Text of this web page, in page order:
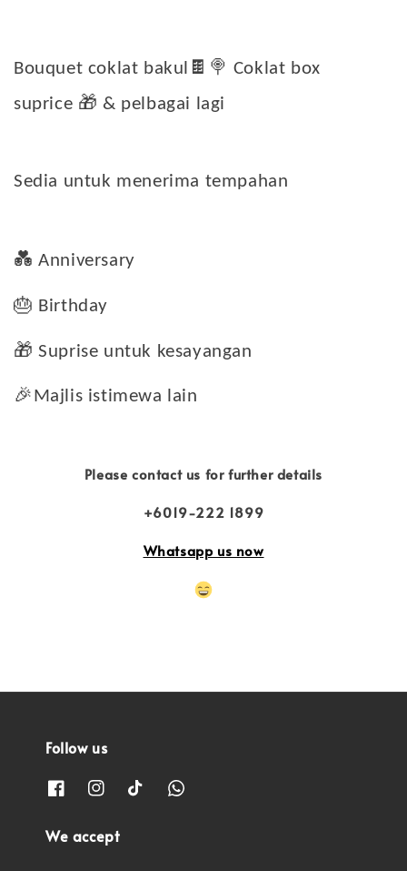
Bouquet coklat bakul 🍫🍭 Coklat box
suprice 🎁 & pelbagai lagi
Sedia untuk menerima tempahan
💑 Anniversary
🎂 Birthday
🎁 Suprise untuk kesayangan
🎉Majlis istimewa lain
Please contact us for further details
+6019-222 1899
Whatsapp us now
Follow us
We accept